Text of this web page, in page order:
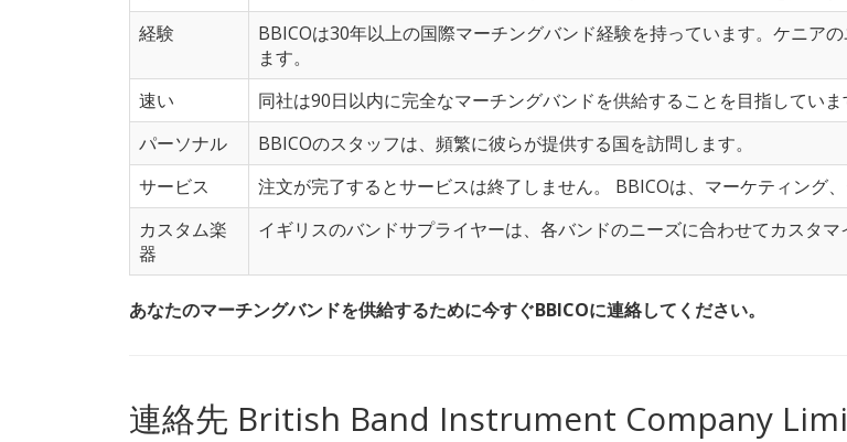
経験
BBICOは30年以上の国際マーチングバンド経験を持っています。ケニア
ます。
速い
同社は90日以内に完全なマーチングバンドを供給することを目指していま
パーソナル
BBICOのスタッフは、頻繁に彼らが提供する国を訪問します。
サービス
注文が完了するとサービスは終了しません。 BBICOは、マーケティング
カスタム楽
器
イギリスのバンドサプライヤーは、各バンドのニーズに合わせてカスタマ
あなたのマーチングバンドを供給するために今すぐBBICOに連絡してください。
連絡先 British Band Instrument Company